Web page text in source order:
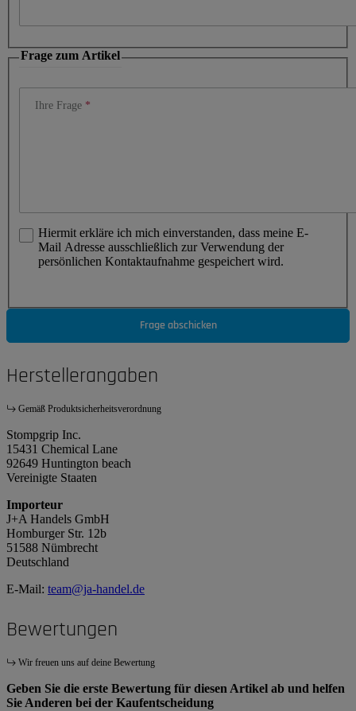
Frage zum Artikel
Ihre Frage
Hiermit erkläre ich mich einverstanden, dass meine E-
Mail Adresse ausschließlich zur Verwendung der
persönlichen Kontaktaufnahme gespeichert wird.
Frage abschicken
Herstellerangaben
Gemäß Produktsicherheitsverordnung
Stompgrip Inc.
15431 Chemical Lane
92649 Huntington beach
Vereinigte Staaten
Importeur
J+A Handels GmbH
Homburger Str. 12b
51588 Nümbrecht
Deutschland
E-Mail: team@ja-handel.de
Bewertungen
Wir freuen uns auf deine Bewertung
Geben Sie die erste Bewertung für diesen Artikel ab und helfen
Sie Anderen bei der Kaufentscheidung